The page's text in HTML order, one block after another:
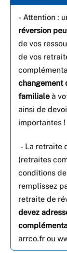
- Attention :
réversion
de vos
de vos
changement
familiale à
ainsi de
importantes !
- La retraite
(retraites
conditions
remplissez
retraite de
devez
arrco.fr ou